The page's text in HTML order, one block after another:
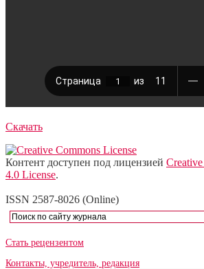
Скачать
Контент доступен под лицензией
4.0 License.
ISSN 2587-8026 (Online)
Стать рецензентом
Контакты, учредитель, редакция